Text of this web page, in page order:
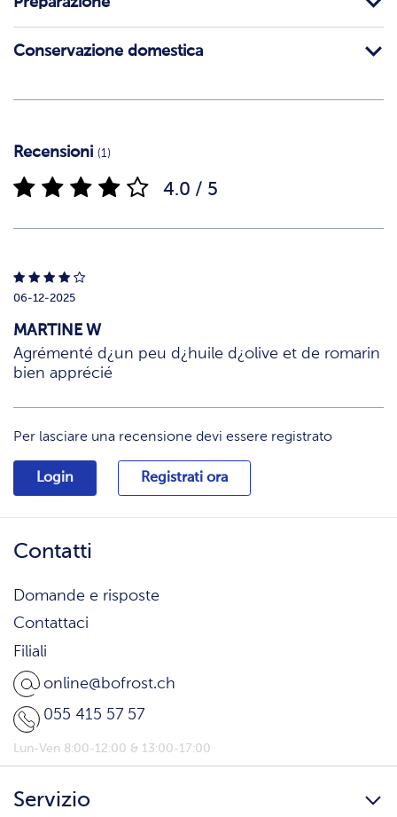
Conservazione domestica
Recensioni (1)
4.0 / 5
06-12-2025
MARTINE W
Agrémenté d¿un peu d¿huile d¿olive et de romarin
bien apprécié
Per lasciare una recensione devi essere registrato
Login Registrati ora
Contatti
Domande e risposte
Contattaci
Filiali
online@bofrost.ch
055 415 57 57
Lun-Ven 8:00-12:00 & 13:00-17:00
Servizio